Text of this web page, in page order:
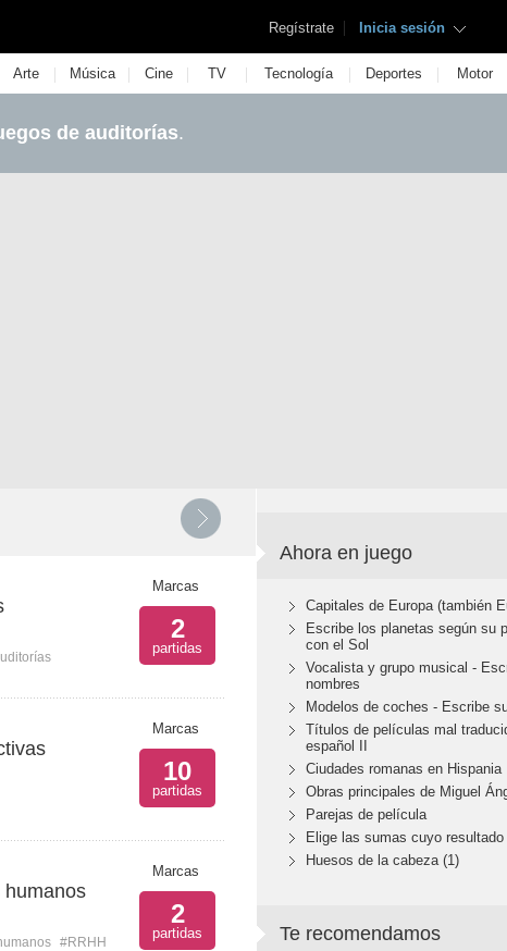
Regístrate | Inicia sesión
Arte | Música | Cine | TV | Tecnología | Deportes | Motor
de auditorías.
Marcas
2
partidas
Marcas
10
partidas
humanos
#RRHH
Marcas
2
partidas
Ahora en juego
Capitales de Europa (también
Escribe los planetas según su
con el Sol
Vocalista y grupo musical -
nombres
Modelos de coches - Escribe
Títulos de películas mal
español II
Ciudades romanas en Hispania
Obras principales de Miguel
Parejas de película
Elige las sumas cuyo
Huesos de la cabeza (1)
Te recomendamos